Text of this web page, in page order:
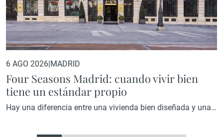
6 AGO 2026|MADRID
Four Seasons Madrid: cuando vivir bien
tiene un estándar propio
Hay una diferencia entre una vivienda bien diseñada y una